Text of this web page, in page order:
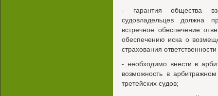
- гарантия общества
судовладельцев должна
встречное обеспечение
обеспечению иска о
страхования
- необходимо внести в
возможность в
третейских судов;